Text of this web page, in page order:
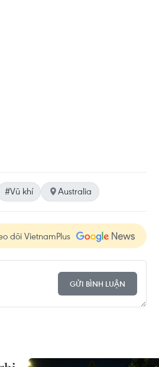
#Vũ khí Australia
dõi VietnamPlus
GỬI BÌNH LUẬN